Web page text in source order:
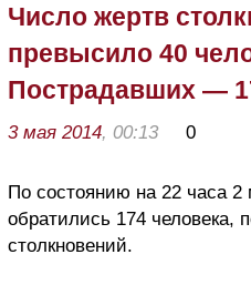
Число жертв
превысило 40
Пострадавших —
3 мая 2014, 00:13 0
По состоянию на 22 часа
обратились 174 человека,
столкновений.